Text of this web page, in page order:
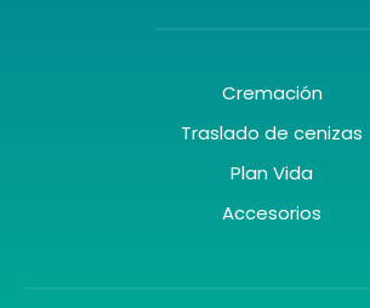
Cremación
Traslado de cenizas
Plan Vida
Accesorios